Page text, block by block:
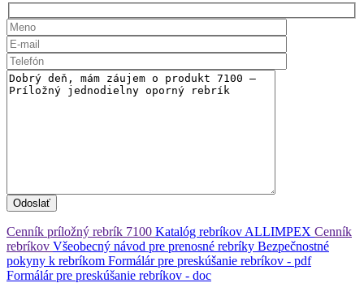
Odoslať
Cenník príložný rebrík 7100 Katalóg rebríkov ALLIMPEX Cenník
rebríkov Všeobecný návod pre prenosné rebríky Bezpečnostné
pokyny k rebríkom Formálár pre preskúšanie rebríkov - pdf
Formálár pre preskúšanie rebríkov - doc